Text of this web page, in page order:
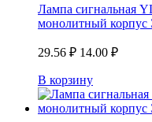
Лампа сигнальная
монолитный
29.56 ₽ 14.00 ₽
В корзину